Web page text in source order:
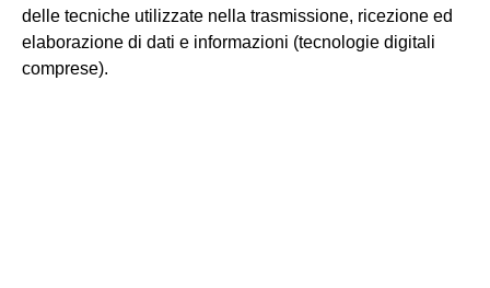
delle tecniche utilizzate nella trasmissione, ricezione ed
elaborazione di dati e informazioni (tecnologie digitali
comprese).